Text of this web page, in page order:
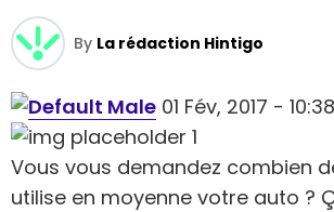
By La rédaction Hintigo
01 Fév, 2017 - 10:38
Vous vous demandez combien
utilise en moyenne votre auto ?